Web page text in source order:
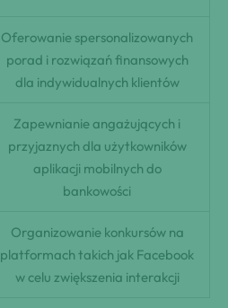
Oferowanie spersonalizowanych
porad i rozwiązań finansowych
dla indywidualnych klientów
Zapewnianie angażujących i
przyjaznych dla użytkowników
aplikacji mobilnych do
bankowości
Organizowanie konkursów na
platformach takich jak Facebook
w celu zwiększenia interakcji